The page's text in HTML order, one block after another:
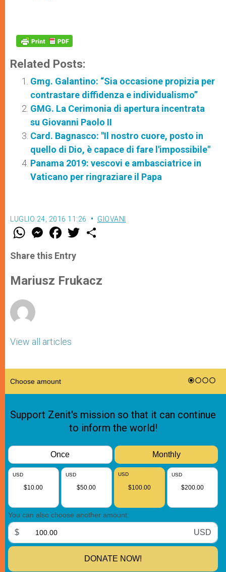
Related Posts:
Gmg. Galantino: “Sia occasione propizia per
contrastare diffidenza e individualismo”
GMG. La Cerimonia di apertura incentrata
su Giovanni Paolo II
Card. Bagnasco: "Il nostro cuore, posto in
quello di Dio, è capace di fare l'impossibile"
Panama 2019: vescovi e ambasciatrice in
Vaticano per ringraziare il Papa
LUGLIO 24, 2016 11:26 GIOVANI
W
t
s
p
p
M
e
s
e
g
e
F
a
e
b
o
k
w
r
Share this Entry
Mariusz Frukacz
View all articles